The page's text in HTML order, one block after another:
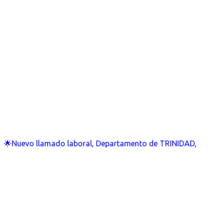
🌟Nuevo llamado laboral, Departamento de TRINIDAD,